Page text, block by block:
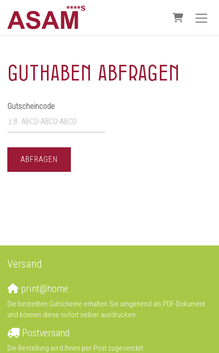
Warenkorb
Guthaben abfragen
Gutscheincode
ABFRAGEN
Versand
print@home
Die bestellten Gutscheine erhalten Sie umgehend als PDF-Dokument
und können diese sofort selber ausdrucken.
Postversand
Die Bestellung wird Ihnen per Post zugesendet.